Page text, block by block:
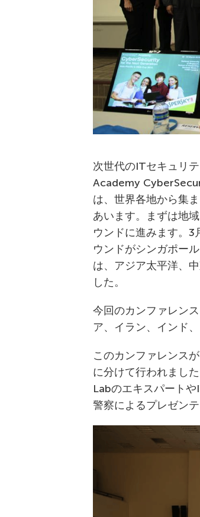
次世代のITセキュリ
Academy
は、世界各地から集
あいます。まずは地
ウンドに進みます。3
ウンドがシンガポー
は、アジア太平洋、
した。
今回のカンファレン
ア、イラン、インド
このカンファレンス
に分けて行われまし
Labのエキスパート
警察によるプレゼン